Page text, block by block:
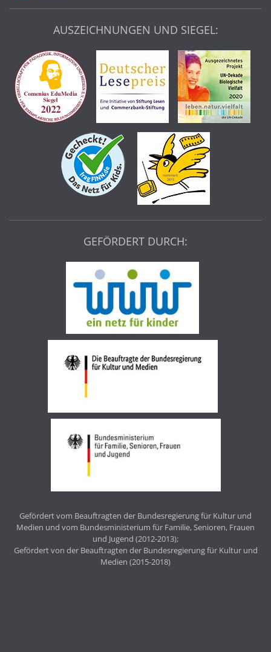
AUSZEICHNUNGEN UND SIEGEL:
GEFÖRDERT DURCH:
Gefördert vom Beauftragten der Bundesregierung für Kultur und
Medien und vom Bundesministerium für Familie, Senioren, Frauen
und Jugend (2012-2013);
Gefördert von der Beauftragten der Bundesregierung für Kultur und
Medien (2015-2018)